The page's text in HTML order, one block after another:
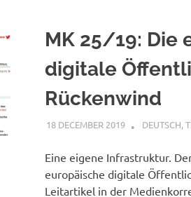
MK 25/19: Die
digitale
Rückenwind
18 DECEMBER 2019 VGRASS
DEUTSCH,
Eine eigene Infrastruktur.
europäische digitale
Leitartikel in der